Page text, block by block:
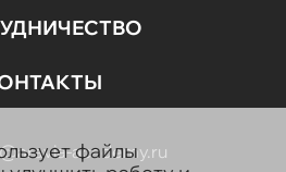
academy.ru
файлы